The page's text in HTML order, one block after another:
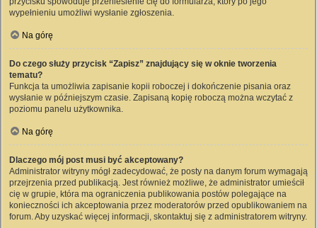
wypełnieniu umożliwi wysłanie zgłoszenia.
Na górę
Do czego służy przycisk “Zapisz” znajdujący się w oknie tworzenia
tematu?
Funkcja ta umożliwia zapisanie kopii roboczej i dokończenie pisania oraz
wysłanie w późniejszym czasie. Zapisaną kopię roboczą można wczytać z
poziomu panelu użytkownika.
Na górę
Dlaczego mój post musi być akceptowany?
Administrator witryny mógł zadecydować, że posty na danym forum wymagają
przejrzenia przed publikacją. Jest również możliwe, że administrator umieścił
cię w grupie, która ma ograniczenia publikowania postów polegające na
konieczności ich akceptowania przez moderatorów przed opublikowaniem na
forum. Aby uzyskać więcej informacji, skontaktuj się z administratorem witryny.